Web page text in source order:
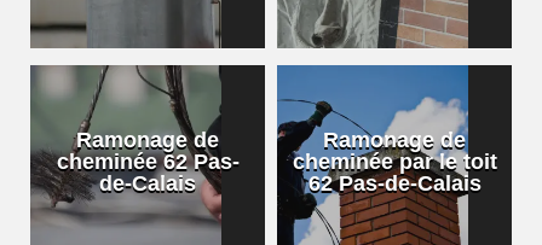
Ramonage de
cheminée 62 Pas-
de-Calais
Ramonage de
cheminée par le toit
62 Pas-de-Calais